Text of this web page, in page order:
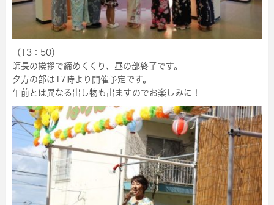
（13：50）
師長の挨拶で締めくくり、昼の部終了です。
夕方の部は17時より開催予定です。
午前とは異なる出し物も出ますのでお楽しみに！